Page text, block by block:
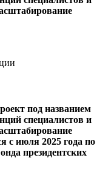
под названием
специалистов и
с июля 2025 года по
президентских